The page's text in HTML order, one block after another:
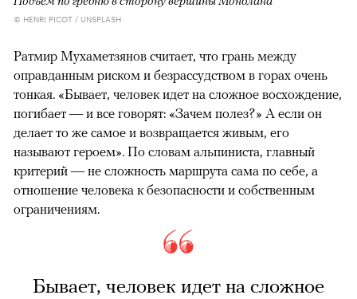
© HENRI PICOT / UNSPLASH
Ратмир Мухаметзянов считает, что грань между
оправданным риском и безрассудством в горах очень
тонкая. «Бывает, человек идет на сложное восхождение,
погибает — и все говорят: «Зачем полез?» А если он
делает то же самое и возвращается живым, его
называют героем». По словам альпиниста, главный
критерий — не сложность маршрута сама по себе, а
отношение человека к безопасности и собственным
ограничениям.
Бывает, человек идет на сложное